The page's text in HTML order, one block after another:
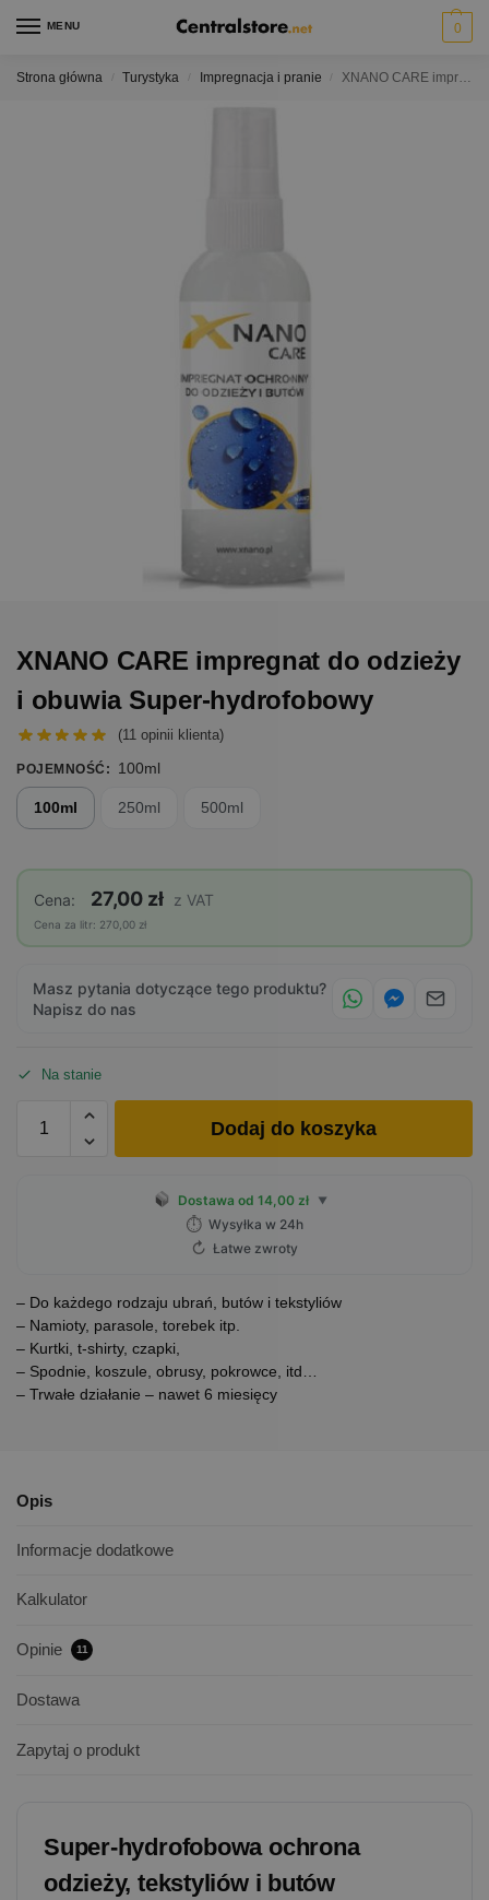
MENU 0
Strona główna Turystyka Impregnacja i pranie XNANO CARE impregnat do odzieży i obuwia Super-hydrofobowy
XNANO CARE impregnat do odzieży
i obuwia Super-hydrofobowy
(11 opinii klienta)
POJEMNOŚĆ : 100ml
100ml 250ml 500ml
Cena: 27,00 zł z VAT
Cena za litr: 270,00 zł
Masz pytania dotyczące tego produktu?
Napisz do nas
Na stanie
Dodaj do koszyka
Dostawa od 14,00 zł ▼
⏱ Wysyłka w 24h
↻ Łatwe zwroty
– Do każdego rodzaju ubrań, butów i tekstyliów
– Namioty, parasole, torebek itp.
– Kurtki, t-shirty, czapki,
– Spodnie, koszule, obrusy, pokrowce, itd…
– Trwałe działanie – nawet 6 miesięcy
Opis
Informacje dodatkowe
Kalkulator
Opinie 11
Dostawa
Zapytaj o produkt
Super-hydrofobowa ochrona
odzieży, tekstyliów i butów